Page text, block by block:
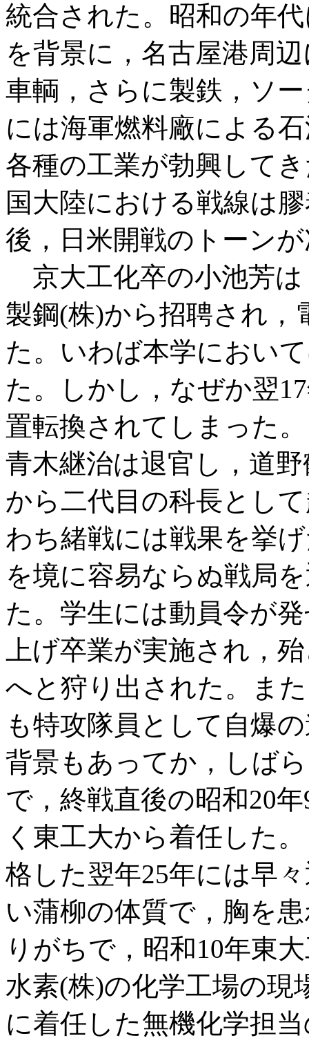
統合された。昭和の年
を背景に，名古屋港周
車輌，さらに製鉄，ソ
には海軍燃料廠による
各種の工業が勃興して
国大陸における戦線は
後，日米開戦のトーン
京大工化卒の小池芳は
製鋼(株)から招聘され，
た。いわば本学におい
た。しかし，なぜか翌
置転換されてしまった
青木継治は退官し，道
から二代目の科長とし
わち緒戦には戦果を挙
を境に容易ならぬ戦局
た。学生には動員令が
上げ卒業が実施され，
へと狩り出された。ま
も特攻隊員として自爆
背景もあってか，しば
で，終戦直後の昭和20
く東工大から着任した
格した翌年25年には早
い蒲柳の体質で，胸を
りがちで，昭和10年東
水素(株)の化学工場の現
に着任した無機化学担